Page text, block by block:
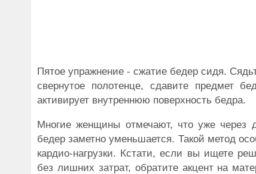
Пятое упражнение - сжатие бедер сидя.
свернутое полотенце, сдавите предмет
активирует внутреннюю поверхность бедра.
Многие женщины отмечают, что уже через
бедер заметно уменьшается. Такой метод
кардио-нагрузки. Кстати, если вы ищете
без лишних затрат, обратите акцент на